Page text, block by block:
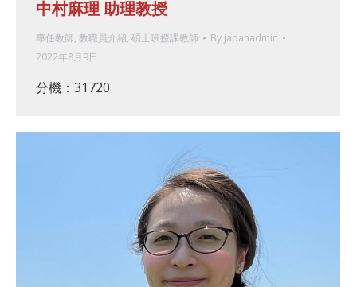
中村麻理 助理教授
專任教師, 教職員介紹, 碩士班授課教師 By japanadmin
2022年8月9日
分機：31720